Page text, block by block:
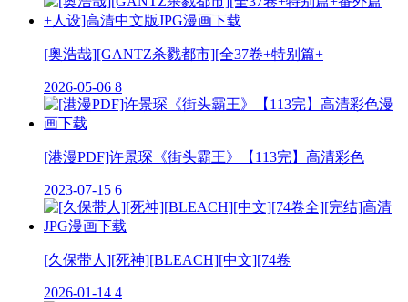
[奥浩哉][GANTZ杀戮都市][全37卷+特别篇+
2026-05-06 8
[港漫PDF]许景琛《街头霸王》【113完】高清彩色
2023-07-15 6
[久保带人][死神][BLEACH][中文][74卷
2026-01-14 4